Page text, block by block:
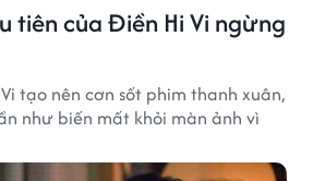
tiên của Điền Hi Vi ngừng
tạo nên cơn sốt phim thanh xuân,
như biến mất khỏi màn ảnh vì